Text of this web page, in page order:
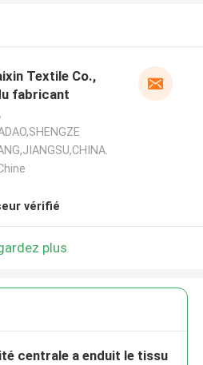
Textile Co.,
fabricant
vérifié
plus
centrale a enduit le tissu